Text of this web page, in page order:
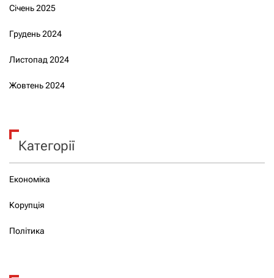
Січень 2025
Грудень 2024
Листопад 2024
Жовтень 2024
Категорії
Економіка
Корупція
Політика